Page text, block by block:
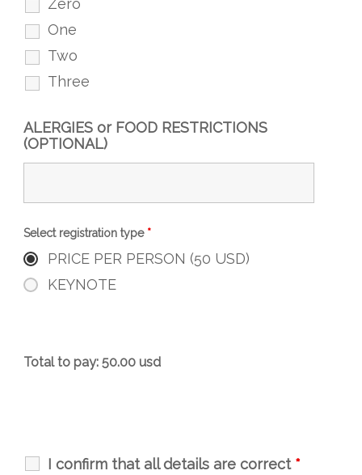
Zero
One
Two
Three
ALERGIES or FOOD RESTRICTIONS
(OPTIONAL)
Select registration type *
PRICE PER PERSON (50 USD)
KEYNOTE
Total to pay: 50.00 usd
I confirm that all details are correct *